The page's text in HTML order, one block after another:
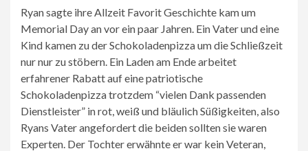
Ryan sagte ihre Allzeit Favorit Geschichte kam um
Memorial Day an vor ein paar Jahren. Ein Vater und eine
Kind kamen zu der Schokoladenpizza um die Schließzeit
nur nur zu stöbern. Ein Laden am Ende arbeitet
erfahrener Rabatt auf eine patriotische
Schokoladenpizza trotzdem “vielen Dank passenden
Dienstleister” in rot, weiß und bläulich Süßigkeiten, also
Ryans Vater angefordert die beiden sollten sie waren
Experten. Der Tochter erwähnte er war kein Veteran,